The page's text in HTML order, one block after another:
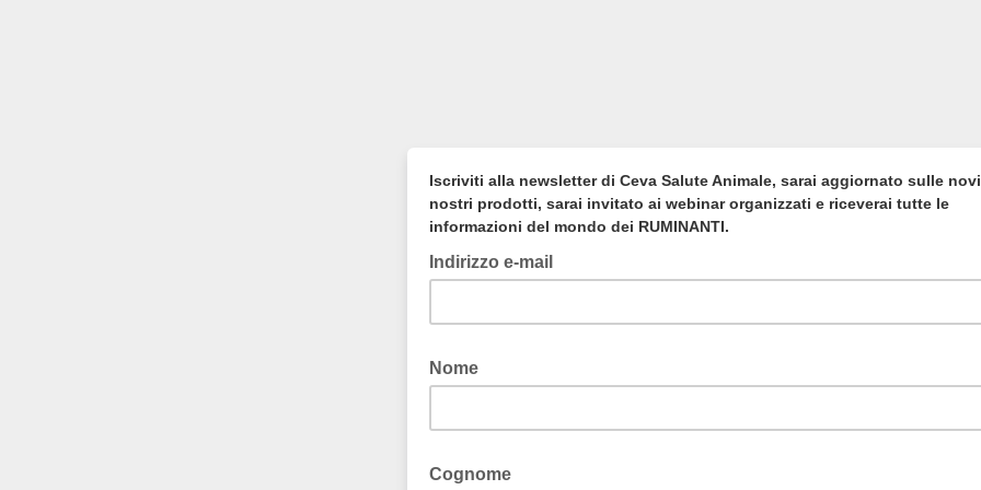
Iscriviti alla newsletter di Ceva Salute Animale, sarai aggiornato sulle
nostri prodotti, sarai invitato ai webinar organizzati e riceverai tutte le
informazioni del mondo dei RUMINANTI.
Indirizzo e-mail
Nome
Cognome